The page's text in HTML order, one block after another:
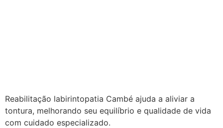
Reabilitação labirintopatia Cambé ajuda a aliviar a
tontura, melhorando seu equilíbrio e qualidade de vida
com cuidado especializado.